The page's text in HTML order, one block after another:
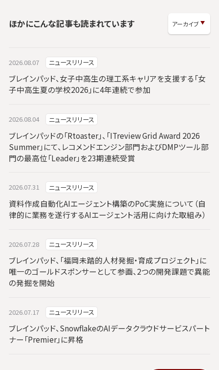
ほかにこんな記事も読まれています
2026.08.07 ニュースリリース
ブレインパッド、女子中高生の理工系キャリアを支援する「女
子中高生夏の学校2026」に4年連続で参加
2026.08.04 ニュースリリース
ブレインパッドの「Rtoaster」、「ITreview Grid Award 2026
Summer」にて、レコメンドエンジン部門およびDMPツール部
門の最高位「Leader」を23期連続受賞
2026.07.31 ニュースリリース
資料作成自動化AIエージェント構築のPoC実施について（自
律的に業務を遂行するAIエージェント活用に向けた取組み）
2026.07.28 ニュースリリース
ブレインパッド、「福岡未踏的人材発掘・育成プロジェクト」に
唯一のゴールドスポンサーとして参画、2つの開発課題で異能
の発掘を開始
2026.07.17 ニュースリリース
ブレインパッド、SnowflakeのAIデータクラウドサービスパート
ナー「Premier」に昇格